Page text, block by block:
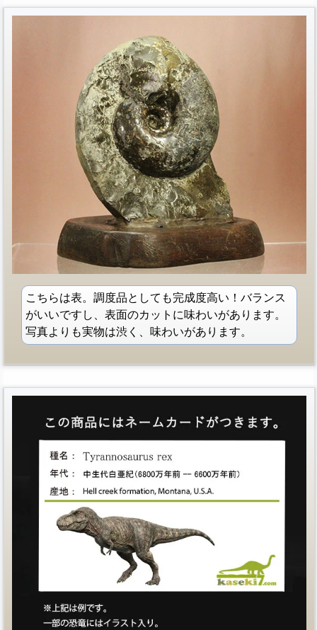
こちらは表。調度品としても完成度高い！バランス
がいいですし、表面のカットに味わいがあります。
写真よりも実物は渋く、味わいがあります。